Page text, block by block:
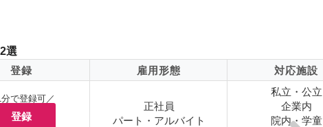
選
登録 雇用形態 対応施設
分で登録可／
登録
正社員
パート・アルバイト
私立・公立
企業内
院内・学童